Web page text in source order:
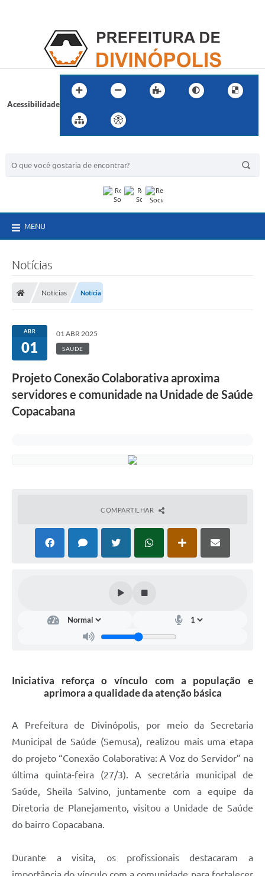
Acessibilidade
MENU
Notícias
Notícias Notícia
ABR
01
01 ABR 2025
SAÚDE
Projeto Conexão Colaborativa aproxima
servidores e comunidade na Unidade de Saúde
Copacabana
COMPARTILHAR
Iniciativa reforça o vínculo com a população e
aprimora a qualidade da atenção básica
A Prefeitura de Divinópolis, por meio da Secretaria
Municipal de Saúde (Semusa), realizou mais uma etapa
do projeto “Conexão Colaborativa: A Voz do Servidor” na
última quinta-feira (27/3). A secretária municipal de
Saúde, Sheila Salvino, juntamente com a equipe da
Diretoria de Planejamento, visitou a Unidade de Saúde
do bairro Copacabana.
Durante a visita, os profissionais destacaram a